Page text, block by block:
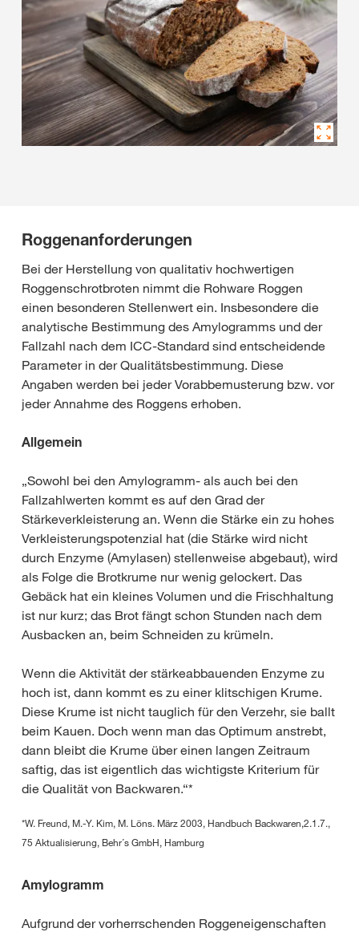
Roggenanforderungen
Bei der Herstellung von qualitativ hochwertigen
Roggenschrotbroten nimmt die Rohware Roggen
einen besonderen Stellenwert ein. Insbesondere die
analytische Bestimmung des Amylogramms und der
Fallzahl nach dem ICC-Standard sind entscheidende
Parameter in der Qualitätsbestimmung. Diese
Angaben werden bei jeder Vorabbemusterung bzw. vor
jeder Annahme des Roggens erhoben.
Allgemein
„Sowohl bei den Amylogramm- als auch bei den
Fallzahlwerten kommt es auf den Grad der
Stärkeverkleisterung an. Wenn die Stärke ein zu hohes
Verkleisterungspotenzial hat (die Stärke wird nicht
durch Enzyme (Amylasen) stellenweise abgebaut), wird
als Folge die Brotkrume nur wenig gelockert. Das
Gebäck hat ein kleines Volumen und die Frischhaltung
ist nur kurz; das Brot fängt schon Stunden nach dem
Ausbacken an, beim Schneiden zu krümeln.
Wenn die Aktivität der stärkeabbauenden Enzyme zu
hoch ist, dann kommt es zu einer klitschigen Krume.
Diese Krume ist nicht tauglich für den Verzehr, sie ballt
beim Kauen. Doch wenn man das Optimum anstrebt,
dann bleibt die Krume über einen langen Zeitraum
saftig, das ist eigentlich das wichtigste Kriterium für
die Qualität von Backwaren.“*
*W. Freund, M.-Y. Kim, M. Löns. März 2003, Handbuch Backwaren,2.1.7.,
75 Aktualisierung, Behr´s GmbH, Hamburg
Amylogramm
Aufgrund der vorherrschenden Roggeneigenschaften